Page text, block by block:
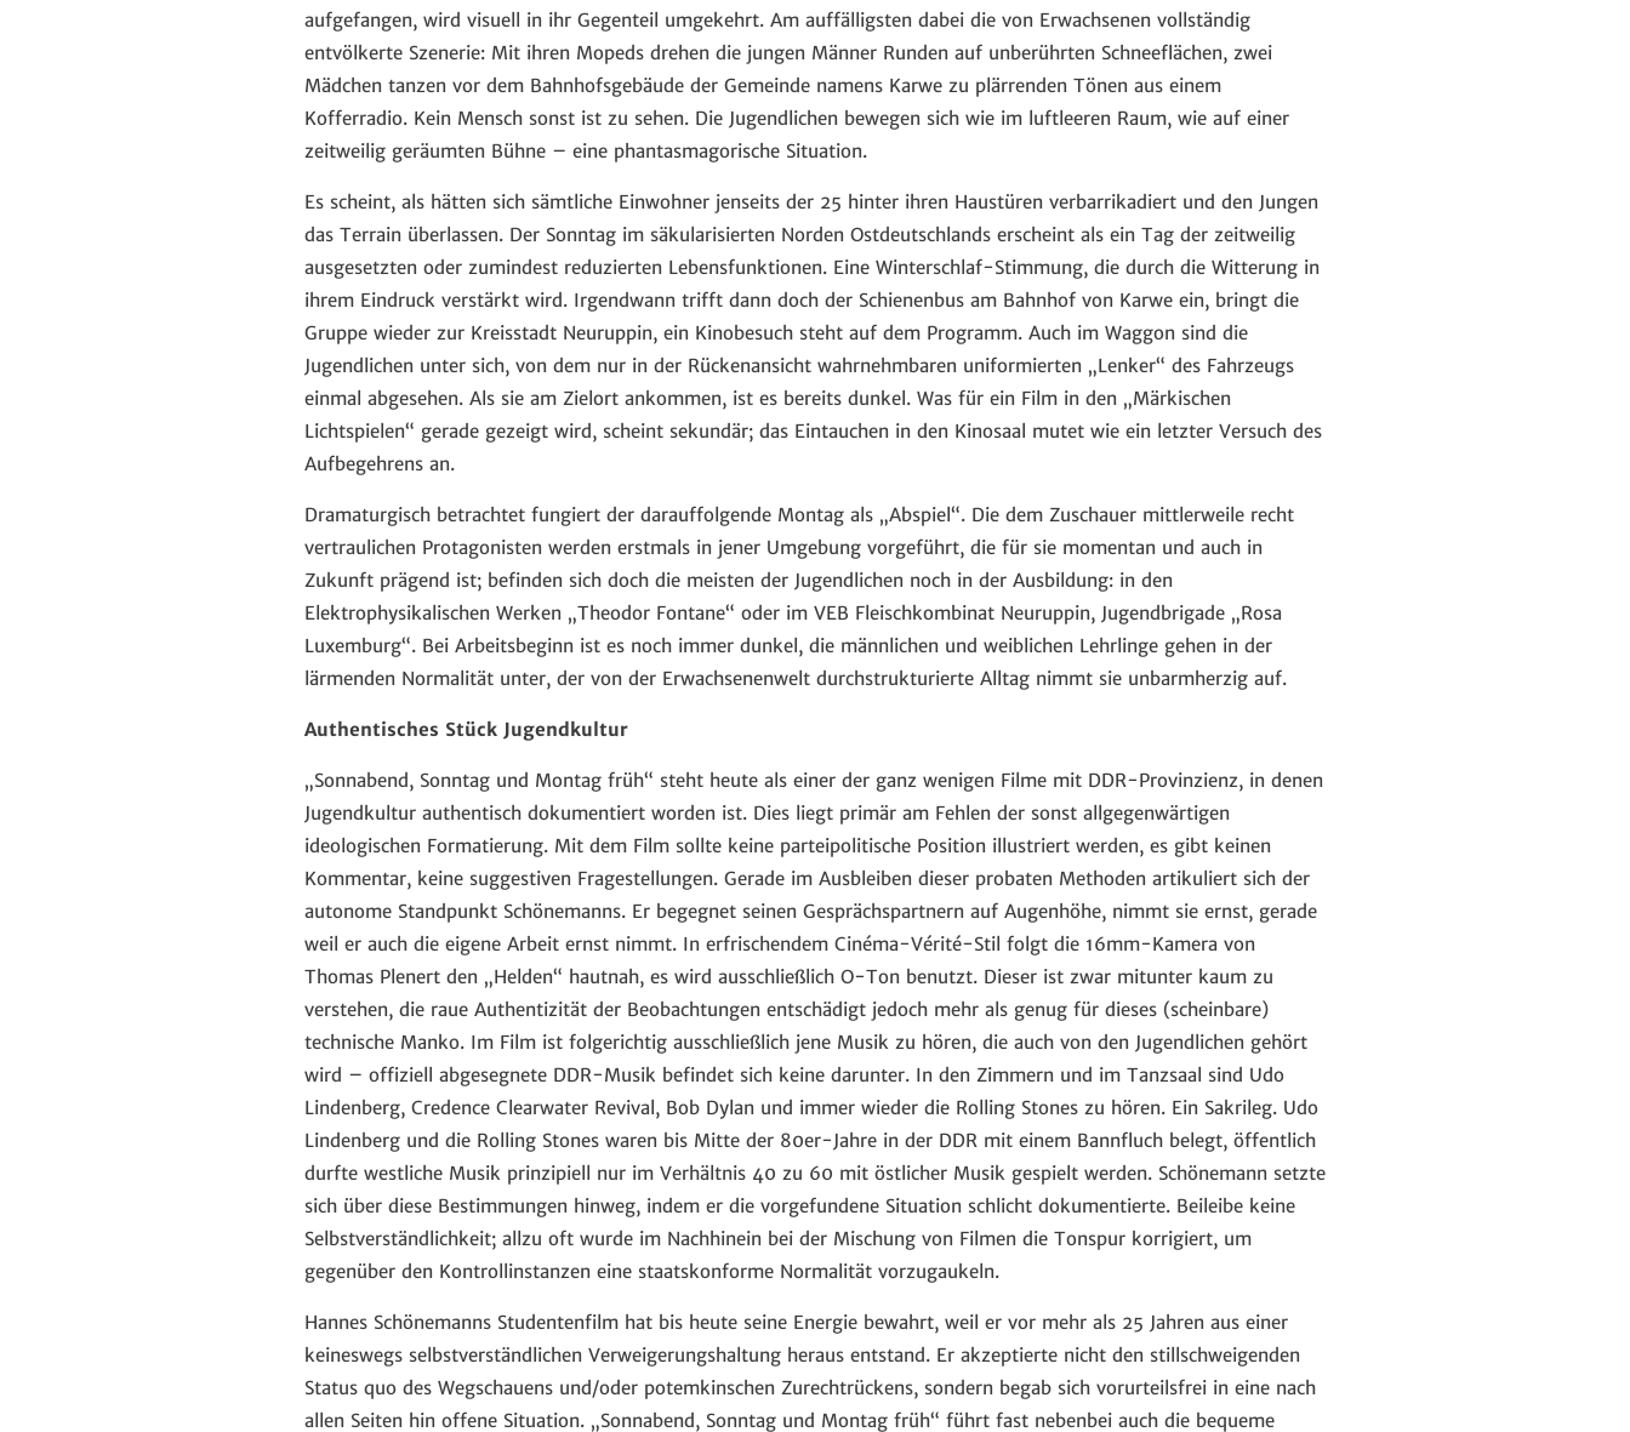
aufgefangen, wird visuell in ihr Gegenteil umgekehrt. Am auffälligsten dabei die von Erwachsenen vollständig
entvölkerte Szenerie: Mit ihren Mopeds drehen die jungen Männer Runden auf unberührten Schneeflächen, zwei
Mädchen tanzen vor dem Bahnhofsgebäude der Gemeinde namens Karwe zu plärrenden Tönen aus einem
Kofferradio. Kein Mensch sonst ist zu sehen. Die Jugendlichen bewegen sich wie im luftleeren Raum, wie auf einer
zeitweilig geräumten Bühne – eine phantasmagorische Situation.
Es scheint, als hätten sich sämtliche Einwohner jenseits der 25 hinter ihren Haustüren verbarrikadiert und den Jungen
das Terrain überlassen. Der Sonntag im säkularisierten Norden Ostdeutschlands erscheint als ein Tag der zeitweilig
ausgesetzten oder zumindest reduzierten Lebensfunktionen. Eine Winterschlaf-Stimmung, die durch die Witterung in
ihrem Eindruck verstärkt wird. Irgendwann trifft dann doch der Schienenbus am Bahnhof von Karwe ein, bringt die
Gruppe wieder zur Kreisstadt Neuruppin, ein Kinobesuch steht auf dem Programm. Auch im Waggon sind die
Jugendlichen unter sich, von dem nur in der Rückenansicht wahrnehmbaren uniformierten „Lenker“ des Fahrzeugs
einmal abgesehen. Als sie am Zielort ankommen, ist es bereits dunkel. Was für ein Film in den „Märkischen
Lichtspielen“ gerade gezeigt wird, scheint sekundär; das Eintauchen in den Kinosaal mutet wie ein letzter Versuch des
Aufbegehrens an.
Dramaturgisch betrachtet fungiert der darauffolgende Montag als „Abspiel“. Die dem Zuschauer mittlerweile recht
vertraulichen Protagonisten werden erstmals in jener Umgebung vorgeführt, die für sie momentan und auch in
Zukunft prägend ist; befinden sich doch die meisten der Jugendlichen noch in der Ausbildung: in den
Elektrophysikalischen Werken „Theodor Fontane“ oder im VEB Fleischkombinat Neuruppin, Jugendbrigade „Rosa
Luxemburg“. Bei Arbeitsbeginn ist es noch immer dunkel, die männlichen und weiblichen Lehrlinge gehen in der
lärmenden Normalität unter, der von der Erwachsenenwelt durchstrukturierte Alltag nimmt sie unbarmherzig auf.
Authentisches Stück Jugendkultur
„Sonnabend, Sonntag und Montag früh“ steht heute als einer der ganz wenigen Filme mit DDR-Provinzienz, in denen
Jugendkultur authentisch dokumentiert worden ist. Dies liegt primär am Fehlen der sonst allgegenwärtigen
ideologischen Formatierung. Mit dem Film sollte keine parteipolitische Position illustriert werden, es gibt keinen
Kommentar, keine suggestiven Fragestellungen. Gerade im Ausbleiben dieser probaten Methoden artikuliert sich der
autonome Standpunkt Schönemanns. Er begegnet seinen Gesprächspartnern auf Augenhöhe, nimmt sie ernst, gerade
weil er auch die eigene Arbeit ernst nimmt. In erfrischendem Cinéma-Vérité-Stil folgt die 16mm-Kamera von
Thomas Plenert den „Helden“ hautnah, es wird ausschließlich O-Ton benutzt. Dieser ist zwar mitunter kaum zu
verstehen, die raue Authentizität der Beobachtungen entschädigt jedoch mehr als genug für dieses (scheinbare)
technische Manko. Im Film ist folgerichtig ausschließlich jene Musik zu hören, die auch von den Jugendlichen gehört
wird – offiziell abgesegnete DDR-Musik befindet sich keine darunter. In den Zimmern und im Tanzsaal sind Udo
Lindenberg, Credence Clearwater Revival, Bob Dylan und immer wieder die Rolling Stones zu hören. Ein Sakrileg. Udo
Lindenberg und die Rolling Stones waren bis Mitte der 80er-Jahre in der DDR mit einem Bannfluch belegt, öffentlich
durfte westliche Musik prinzipiell nur im Verhältnis 40 zu 60 mit östlicher Musik gespielt werden. Schönemann setzte
sich über diese Bestimmungen hinweg, indem er die vorgefundene Situation schlicht dokumentierte. Beileibe keine
Selbstverständlichkeit; allzu oft wurde im Nachhinein bei der Mischung von Filmen die Tonspur korrigiert, um
gegenüber den Kontrollinstanzen eine staatskonforme Normalität vorzugaukeln.
Hannes Schönemanns Studentenfilm hat bis heute seine Energie bewahrt, weil er vor mehr als 25 Jahren aus einer
keineswegs selbstverständlichen Verweigerungshaltung heraus entstand. Er akzeptierte nicht den stillschweigenden
Status quo des Wegschauens und/oder potemkinschen Zurechtrückens, sondern begab sich vorurteilsfrei in eine nach
allen Seiten hin offene Situation. „Sonnabend, Sonntag und Montag früh“ führt fast nebenbei auch die bequeme